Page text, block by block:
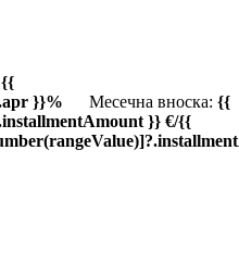
{{
}}%
Месечна вноска: {{
}} €/{{